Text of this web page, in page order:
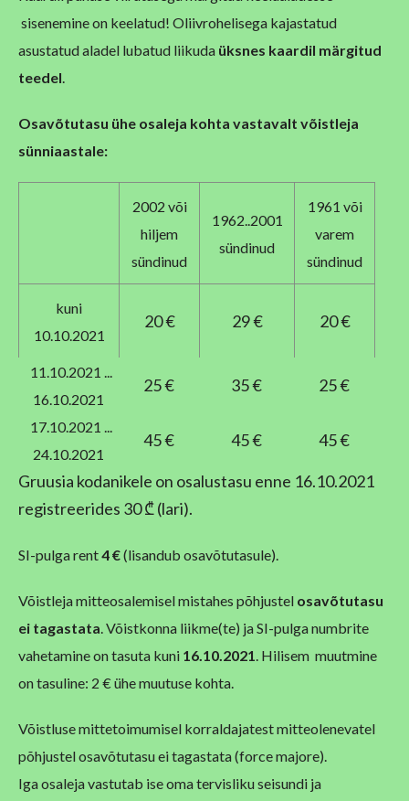
sisenemine on keelatud! Oliivrohelisega kajastatud
asustatud aladel lubatud liikuda üksnes kaardil märgitud
teedel.
Osavõtutasu ühe osaleja kohta vastavalt võistleja
sünniaastale:
2002 või
hiljem
sündinud
1962..2001
sündinud
1961 või
varem
sündinud
kuni
10.10.2021
20 € 29 € 20 €
11.10.2021 ...
16.10.2021
25 € 35 € 25 €
17.10.2021 ...
24.10.2021
45 € 45 € 45 €
Gruusia kodanikele on osalustasu enne 16.10.2021
registreerides 30 ₾ (lari).
SI-pulga rent4 €(lisandub osavõtutasule).
Võistleja mitteosalemisel mistahes põhjustel osavõtutasu
ei tagastata. Võistkonna liikme(te) ja SI-pulga numbrite
vahetamine on tasuta kuni 16.10.2021. Hilisem muutmine
on tasuline: 2 € ühe muutuse kohta.
Võistluse mittetoimumisel korraldajatest mitteolenevatel
põhjustel osavõtutasu ei tagastata (force majore).
Iga osaleja vastutab ise oma tervisliku seisundi ja